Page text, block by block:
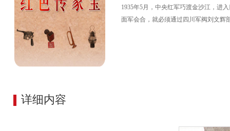
1935年5月，中央红军巧渡金沙江，进
面军会合，就必须通过四川军阀刘文辉
详细内容